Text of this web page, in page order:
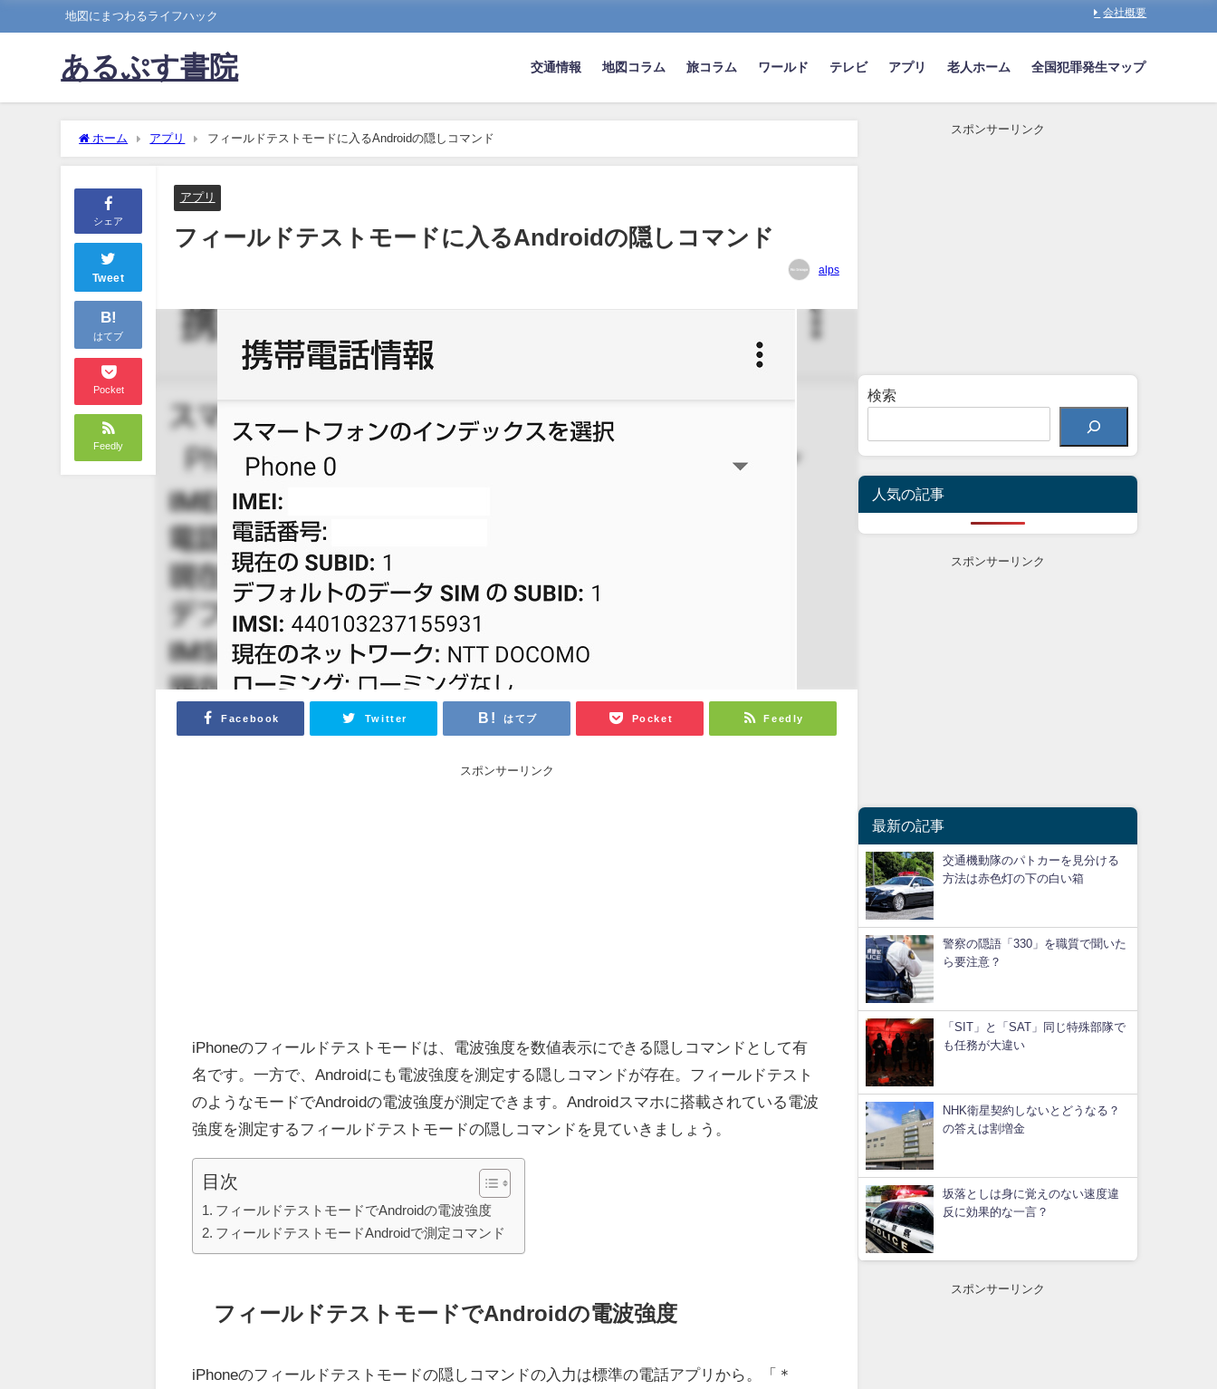
地図にまつわるライフハック 会社概要
あるぷす書院 交通情報 地図コラム 旅コラム ワールド テレビ アプリ 老人ホーム 全国犯罪発生マップ
ホーム アプリ フィールドテストモードに入るAndroidの隠しコマンド
シェア
Tweet
B!
はてブ
Pocket
Feedly
アプリ
フィールドテストモードに入るAndroidの隠しコマンド
alps
Facebook Twitter はてブ Pocket Feedly
スポンサーリンク
iPhoneのフィールドテストモードは、電波強度を数値表示にできる隠しコマンドとして有
名です。一方で、Androidにも電波強度を測定する隠しコマンドが存在。フィールドテスト
のようなモードでAndroidの電波強度が測定できます。Androidスマホに搭載されている電波
強度を測定するフィールドテストモードの隠しコマンドを見ていきましょう。
目次
フィールドテストモードでAndroidの電波強度
フィールドテストモードAndroidで測定コマンド
フィールドテストモードでAndroidの電波強度
iPhoneのフィールドテストモードの隠しコマンドの入力は標準の電話アプリから。「＊
スポンサーリンク
検索
人気の記事
スポンサーリンク
最新の記事
交通機動隊のパトカーを見分ける
方法は赤色灯の下の白い箱
警察の隠語「330」を職質で聞いた
ら要注意？
「SIT」と「SAT」同じ特殊部隊で
も任務が大違い
NHK衛星契約しないとどうなる？
の答えは割増金
坂落としは身に覚えのない速度違
反に効果的な一言？
スポンサーリンク